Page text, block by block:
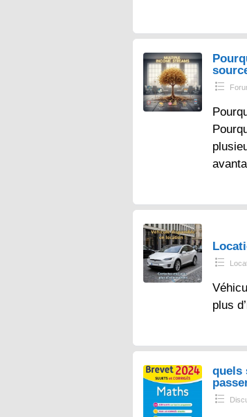
plus
quels